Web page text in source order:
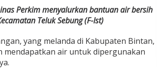
Perkim menyalurkan bantuan air bersih
Teluk Sebung (F-Ist)
yang melanda di Kabupaten Bintan,
mendapatkan air untuk dipergunakan